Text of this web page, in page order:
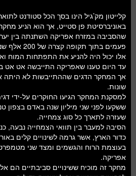
קלייטון מק’גיל הינו בסך הכל סטודנט
באוניברסיטת פן סטייט, אך הוא הניע
שהסביבה במזרח אפריקה השתנתה בין
פעמים בתוך
אלו יכול היה להניע את התפתחות המוח
עד היום טענו שאפריקה התייבשה אט אט
אך המחקר הדגים שההתייבשות לא היתה
שונות.
למסקנת המחקר הגיעו החוקרים על-ידי
ששקעו לפני שני מיליון שנה באדם בצפון
שעזרה לתארך כל סוג צמחייה.
הסיבה למעבר בין תוואי הצמחייה נבעה,
כדור הארץ, אשר גרמה לשינויים קלים
בעוצמת הרוח והגשמים ומצד שני
אפריקה.
מחקר זה מוכיח ששינויים סביבתיים הם